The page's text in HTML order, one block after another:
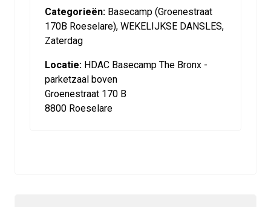
Categorieën: Basecamp (Groenestraat
170B Roeselare), WEKELIJKSE DANSLES,
Zaterdag
Locatie: HDAC Basecamp The Bronx -
parketzaal boven
Groenestraat 170 B
8800 Roeselare